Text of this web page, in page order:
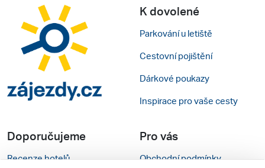
K dovolené
Parkování u letiště
Cestovní pojištění
Dárkové poukazy
Inspirace pro vaše cesty
Doporučujeme
Recenze hotelů
Pro vás
Obchodní podmínky